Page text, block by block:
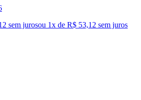
sem jurosou 1x de R$ 53,12 sem juros